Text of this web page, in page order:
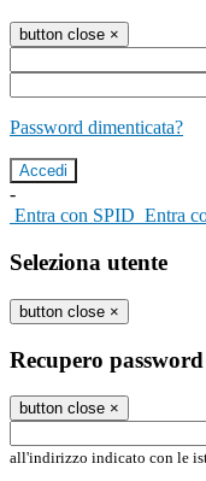
button close ×
Password dimenticata?
-
Entra con SPID Entra
Seleziona utente
button close ×
Recupero password
button close ×
all'indirizzo indicato con le